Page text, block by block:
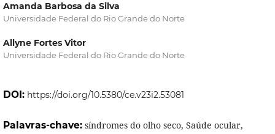
Amanda Barbosa da Silva
Universidade Federal do Rio Grande do Norte
Allyne Fortes Vitor
Universidade Federal do Rio Grande do Norte
DOI: https://doi.org/10.5380/ce.v23i2.53081
Palavras-chave: síndromes do olho seco, Saúde ocular,